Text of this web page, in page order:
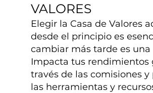
VALORES
Elegir la Casa de Valores
desde el principio es
cambiar más tarde es una
Impacta tus rendimientos
través de las comisiones y
las herramientas y